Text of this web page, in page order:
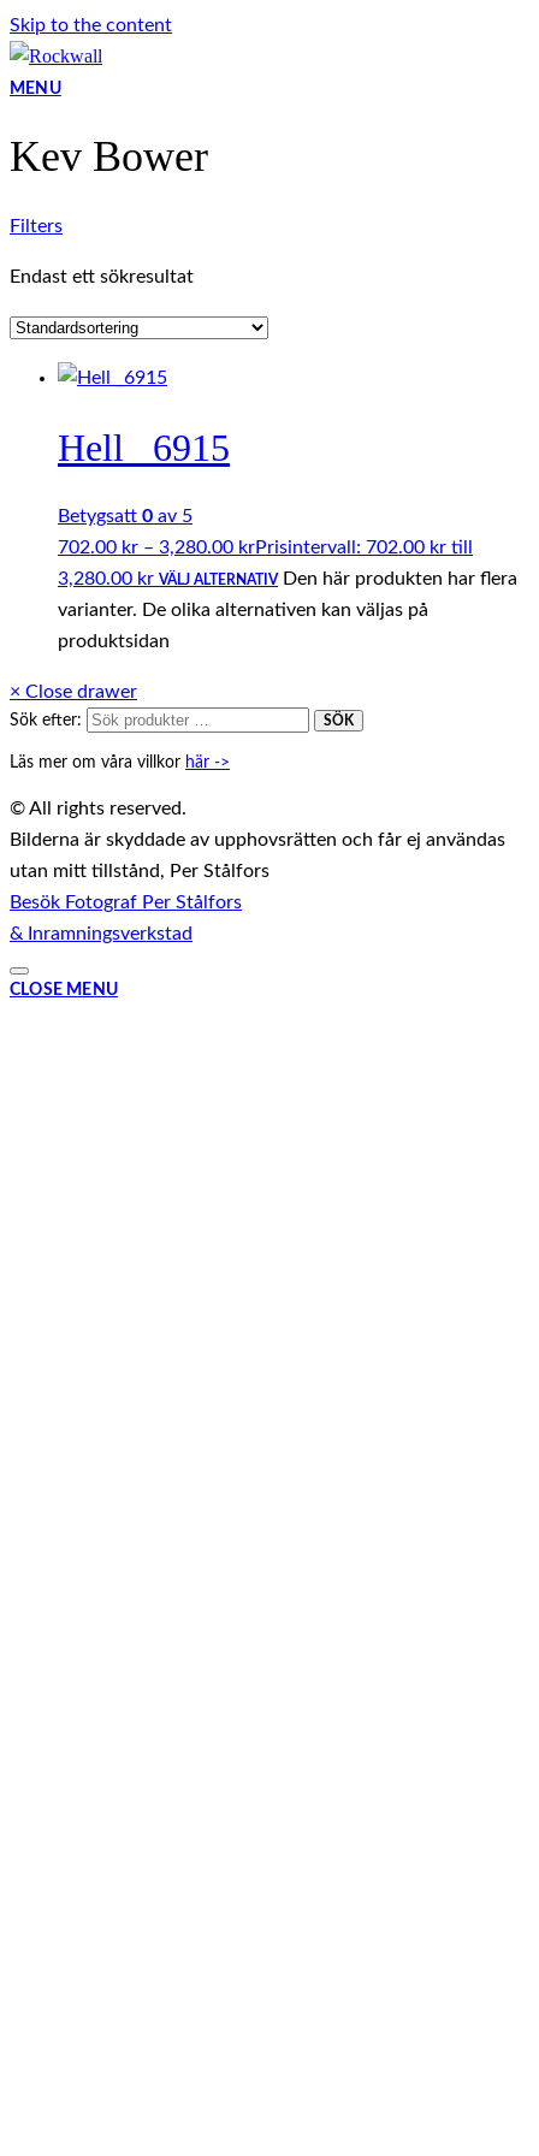
Skip to the content
MENU
Kev Bower
Filters
Endast ett sökresultat
Hell _6915
Betygsatt 0 av 5
702.00 kr – 3,280.00 krPrisintervall: 702.00 kr till
3,280.00 kr VÄLJ ALTERNATIV Den här produkten har flera
varianter. De olika alternativen kan väljas på
produktsidan
× Close drawer
Sök efter: SÖK
Läs mer om våra villkor här ->
© All rights reserved.
Bilderna är skyddade av upphovsrätten och får ej användas
utan mitt tillstånd, Per Stålfors
Besök Fotograf Per Stålfors
& Inramningsverkstad
CLOSE MENU